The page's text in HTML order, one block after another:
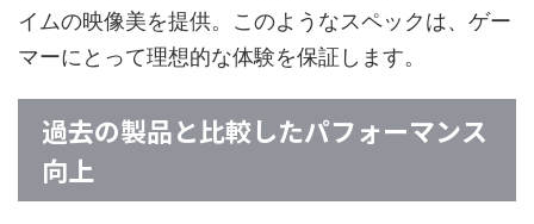
イムの映像美を提供。このようなスペックは、ゲー
マーにとって理想的な体験を保証します。
過去の製品と比較したパフォーマンス
向上